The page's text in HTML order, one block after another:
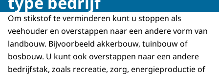
Om stikstof te verminderen kunt u stoppen als
veehouder en overstappen naar een andere vorm van
landbouw. Bijvoorbeeld akkerbouw, tuinbouw of
bosbouw. U kunt ook overstappen naar een andere
bedrijfstak, zoals recreatie, zorg, energieproductie of